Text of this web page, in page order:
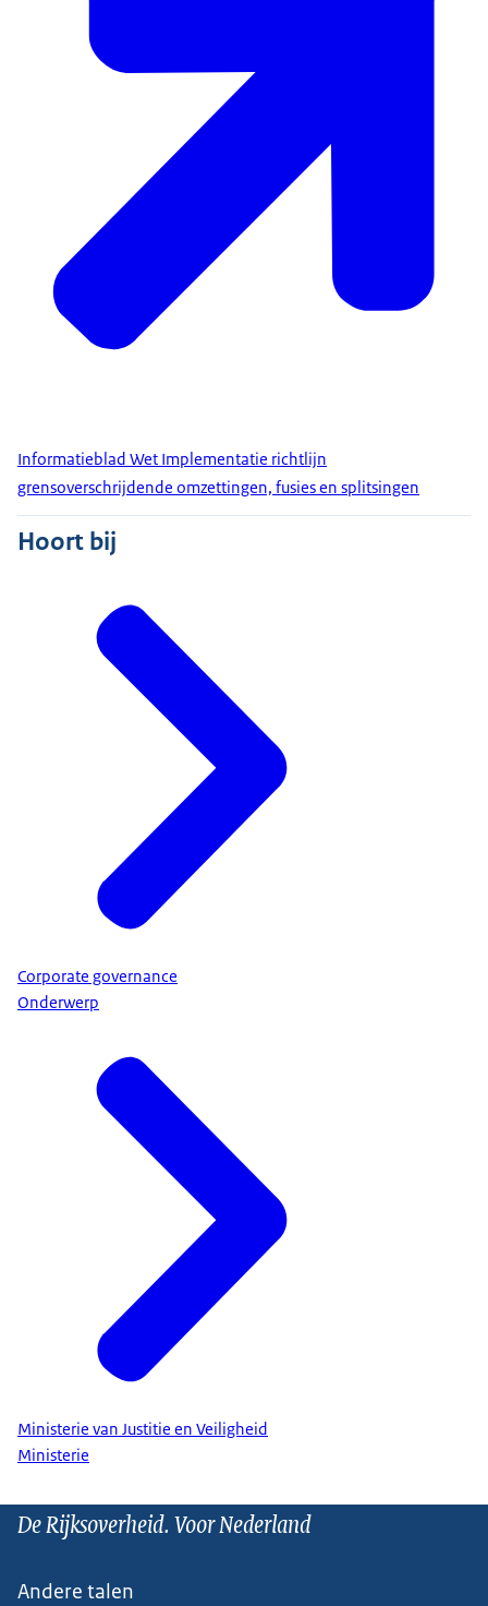
Informatieblad Wet Implementatie richtlijn
grensoverschrijdende omzettingen, fusies en splitsingen
Hoort bij
Corporate governance
Onderwerp
Ministerie van Justitie en Veiligheid
Ministerie
De Rijksoverheid. Voor Nederland
Andere talen